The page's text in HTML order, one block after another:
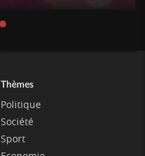
Thèmes
Politique
Société
Sport